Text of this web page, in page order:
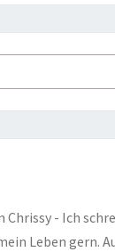
Chrissy - Ich
Leben gern.